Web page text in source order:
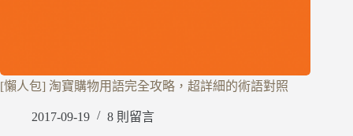
[懶人包] 淘寶購物用語完全攻略，超詳細的術語對照
2017-09-19 8 則留言